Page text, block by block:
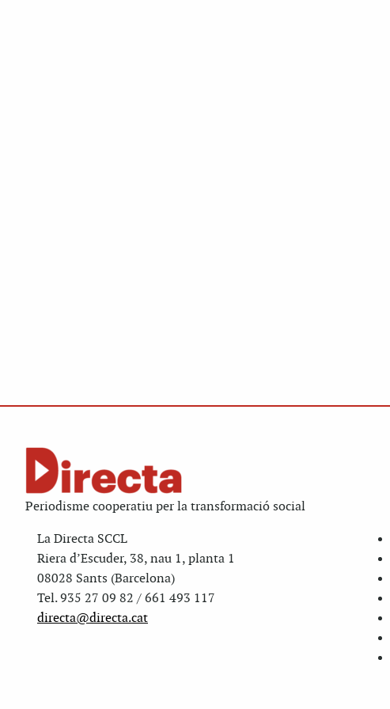
Periodisme cooperatiu per la transformació social
La Directa SCCL
Riera d’Escuder, 38, nau 1, planta 1
08028 Sants (Barcelona)
Tel. 935 27 09 82 / 661 493 117
directa@directa.cat